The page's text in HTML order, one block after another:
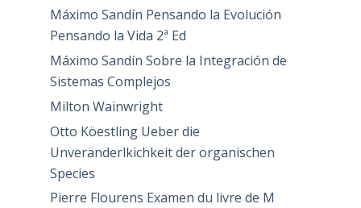
Máximo Sandín Pensando la Evolución
Pensando la Vida 2ª Ed
Máximo Sandín Sobre la Integración de
Sistemas Complejos
Milton Wainwright
Otto Köestling Ueber die
Unveränderlkichkeit der organischen
Species
Pierre Flourens Examen du livre de M